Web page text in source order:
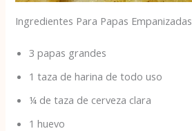
Ingredientes Para Papas Empanizadas
3 papas grandes
1 taza de harina de todo uso
¼ de taza de cerveza clara
1 huevo